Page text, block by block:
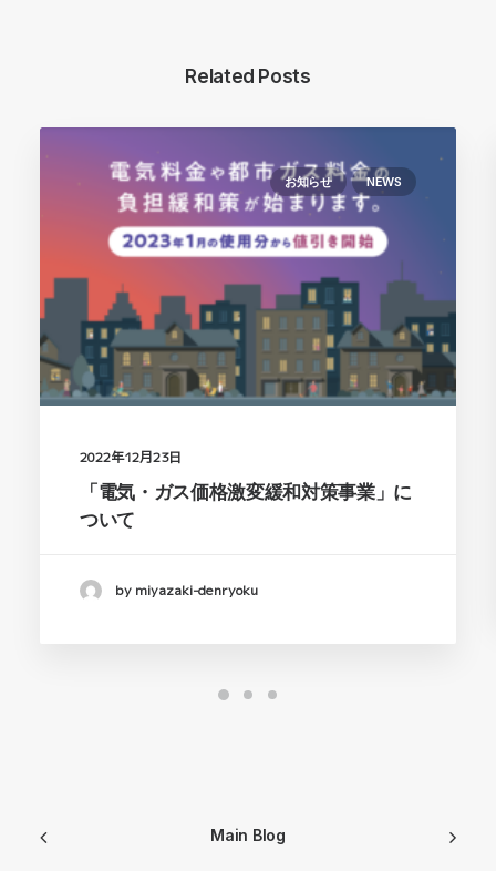
Related Posts
お知らせ NEWS
2022年12月23日
「電気・ガス価格激変緩和対策事業」に
ついて
by miyazaki-denryoku
Main Blog